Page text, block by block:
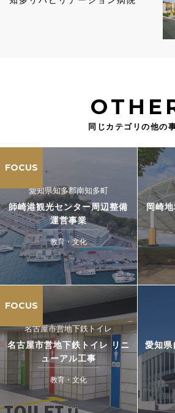
同じカテゴリの他の
FOCUS
愛知県知多郡南知多町
師崎港観光センター周辺整備
運営事業
教育・文化
岡崎
FOCUS
名古屋市営地下鉄トイレ
名古屋市営地下鉄トイレ リニ
ューアル工事
教育・文化
愛知県